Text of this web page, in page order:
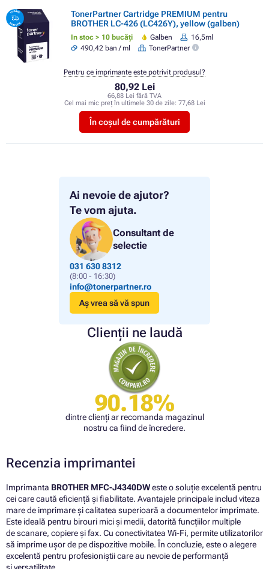
Ai nevoie de ajutor?
Te vom ajuta.
Consultant de
selectie
031 630 8312
(8:00 - 16:30)
info@tonerpartner.ro
Aș vrea să vă spun
Clienții ne laudă
90.18%
dintre clienți ar recomanda magazinul
nostru ca fiind de încredere.
TonerPartner Cartridge PREMIUM pentru
BROTHER LC-426 (LC426Y), yellow (galben)
In stoc > 10 bucăți Galben
16,5ml
490,42 ban / ml
TonerPartner
80,92 Lei
66,88 Lei fără TVA
Cel mai mic preț în ultimele 30 de zile: 77,68 Lei
În coșul de cumpărături
Pentru ce imprimante este potrivit produsul?
Recenzia imprimantei
Imprimanta BROTHER MFC-J4340DWeste o soluție excelentă pentru
cei care caută eficiență și fiabilitate. Avantajele principale includ viteza
mare de imprimare și calitatea superioară a documentelor imprimate.
Este ideală pentru birouri mici și medii, datorită funcțiilor multiple
de scanare, copiere și fax. Cu conectivitatea Wi-Fi, permite utilizatorilor
să imprime ușor de pe dispozitive mobile. În concluzie, este o alegere
excelentă pentru profesioniștii care au nevoie de performanță
și versatilitate.